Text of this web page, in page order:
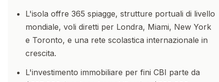
L'isola offre 365 spiagge, strutture portuali di livello
mondiale, voli diretti per Londra, Miami, New York
e Toronto, e una rete scolastica internazionale in
crescita.
L'investimento immobiliare per fini CBI parte da